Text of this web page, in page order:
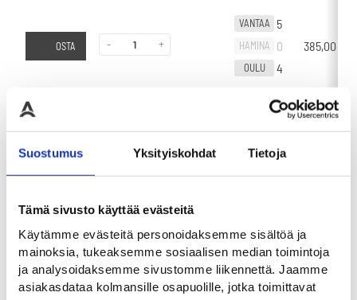
Suostumus Yksityiskohdat Tietoja
Tämä sivusto käyttää evästeitä
Käytämme evästeitä personoidaksemme sisältöä ja
mainoksia, tukeaksemme sosiaalisen median toimintoja
ja analysoidaksemme sivustomme liikennettä. Jaamme
asiakasdataa kolmansille osapuolille, jotka toimittavat
OSTA - +
VANTAA 5
HAMINA 0
OULU 4
385,00
VANTAA 0